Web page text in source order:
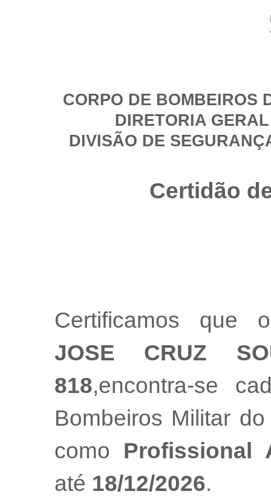
CORPO DE BOMBEIROS
DIRETORIA
DIVISÃO DE
Certidão
Certificamos que
JOSE CRUZ
818,encontra-se
Bombeiros Militar
como Profissional
até 18/12/2026.